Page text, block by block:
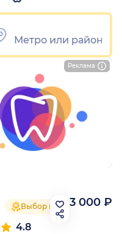
Выбор пациентов 2025
4.8
3 000 ₽
Реклама